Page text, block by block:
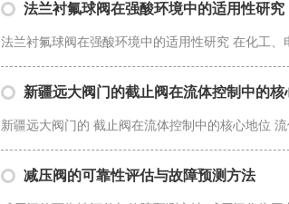
法兰衬氟球阀在强酸环境中的适用性研究
法兰衬氟球阀在强酸环境中的适用性研究 在化工
新疆远大阀门的截止阀在流体控制中的核
新疆远大阀门的 截止阀在流体控制中的核心地位
减压阀的可靠性评估与故障预测方法